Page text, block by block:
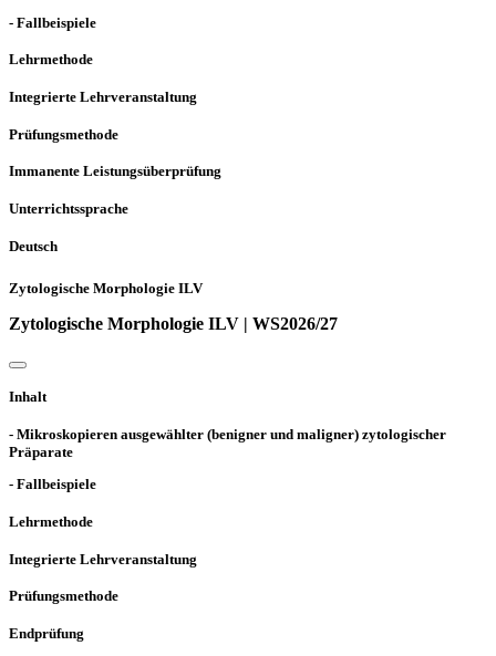
- Fallbeispiele
Lehrmethode
Integrierte Lehrveranstaltung
Prüfungsmethode
Immanente Leistungsüberprüfung
Unterrichtssprache
Deutsch
Zytologische Morphologie ILV
Zytologische Morphologie ILV | WS2026/27
Inhalt
- Mikroskopieren ausgewählter (benigner und maligner) zytologischer
Präparate
- Fallbeispiele
Lehrmethode
Integrierte Lehrveranstaltung
Prüfungsmethode
Endprüfung